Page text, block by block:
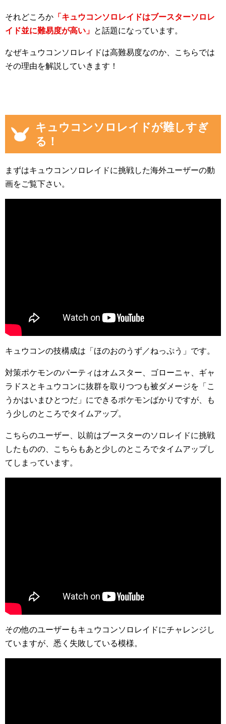
それどころか 「キュウコンソロレイドはブースターソロレ
イド並に難易度が高い」 と話題になっています。
なぜキュウコンソロレイドは高難易度なのか、こちらでは
その理由を解説していきます！
キュウコンソロレイドが難しすぎ
る！
まずはキュウコンソロレイドに挑戦した海外ユーザーの動
画をご覧下さい。
キュウコンの技構成は「ほのおのうず／ねっぷう」です。
対策ポケモンのパーティはオムスター、ゴローニャ、ギャ
ラドスとキュウコンに抜群を取りつつも被ダメージを「こ
うかはいまひとつだ」にできるポケモンばかりですが、も
う少しのところでタイムアップ。
こちらのユーザー、以前はブースターのソロレイドに挑戦
したものの、こちらもあと少しのところでタイムアップし
てしまっています。
その他のユーザーもキュウコンソロレイドにチャレンジし
ていますが、悉く失敗している模様。